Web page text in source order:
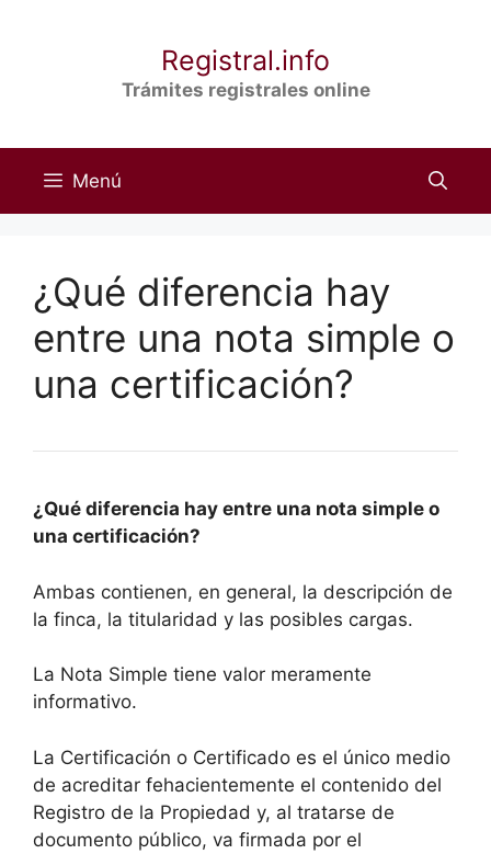
Registral.info
Trámites registrales online
Menú
¿Qué diferencia hay
entre una nota simple o
una certificación?
¿Qué diferencia hay entre una nota simple o
una certificación?
Ambas contienen, en general, la descripción de
la finca, la titularidad y las posibles cargas.
La Nota Simple tiene valor meramente
informativo.
La Certificación o Certificado es el único medio
de acreditar fehacientemente el contenido del
Registro de la Propiedad y, al tratarse de
documento público, va firmada por el